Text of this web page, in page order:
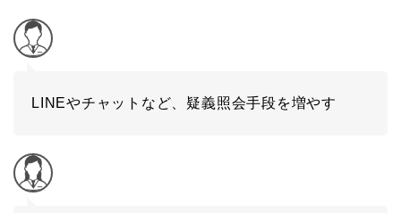
LINEやチャットなど、疑義照会手段を増やす